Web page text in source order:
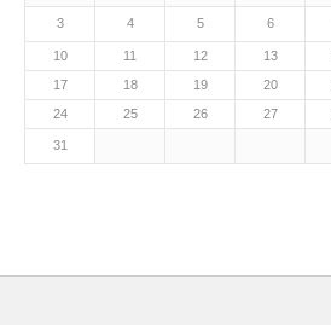
3 4 5 6
10 11 12 13
17
18 19 20
24
25 26 27
31